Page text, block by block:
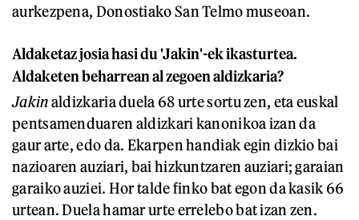
aurkezpena, Donostiako San Telmo museoan.
Aldaketaz josia hasi du 'Jakin'-ek ikasturtea.
Aldaketen beharrean al zegoen aldizkaria?
Jakinaldizkaria duela 68 urte sortu zen, eta euskal
pentsamenduaren aldizkari kanonikoa izan da
gaur arte, edo da. Ekarpen handiak egin dizkio bai
nazioaren auziari, bai hizkuntzaren auziari; garaian
garaiko auziei. Hor talde finko bat egon da kasik 66
urtean. Duela hamar urte errelebo bat izan zen.